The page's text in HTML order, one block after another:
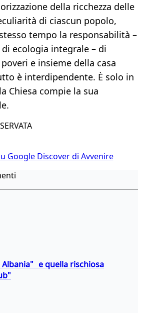
della ricchezza delle
di ciascun popolo,
tempo la responsabilità –
ecologia integrale – di
e insieme della casa
è interdipendente. È solo in
Chiesa compie la sua
Google Discover di Avvenire
e quella rischiosa